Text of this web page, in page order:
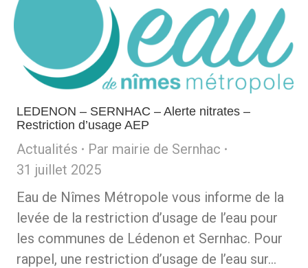
LEDENON – SERNHAC – Alerte nitrates –
Restriction d’usage AEP
Actualités Par mairie de Sernhac
31 juillet 2025
Eau de Nîmes Métropole vous informe de la
levée de la restriction d’usage de l’eau pour
les communes de Lédenon et Sernhac. Pour
rappel, une restriction d’usage de l’eau sur…